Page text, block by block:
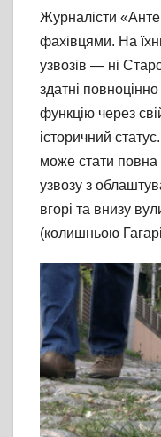
Журналісти
фахівцями. На
узвозів — ні
здатні
функцію через
історичний
може стати повна
узвозу з
вгорі та внизу
(колишньою